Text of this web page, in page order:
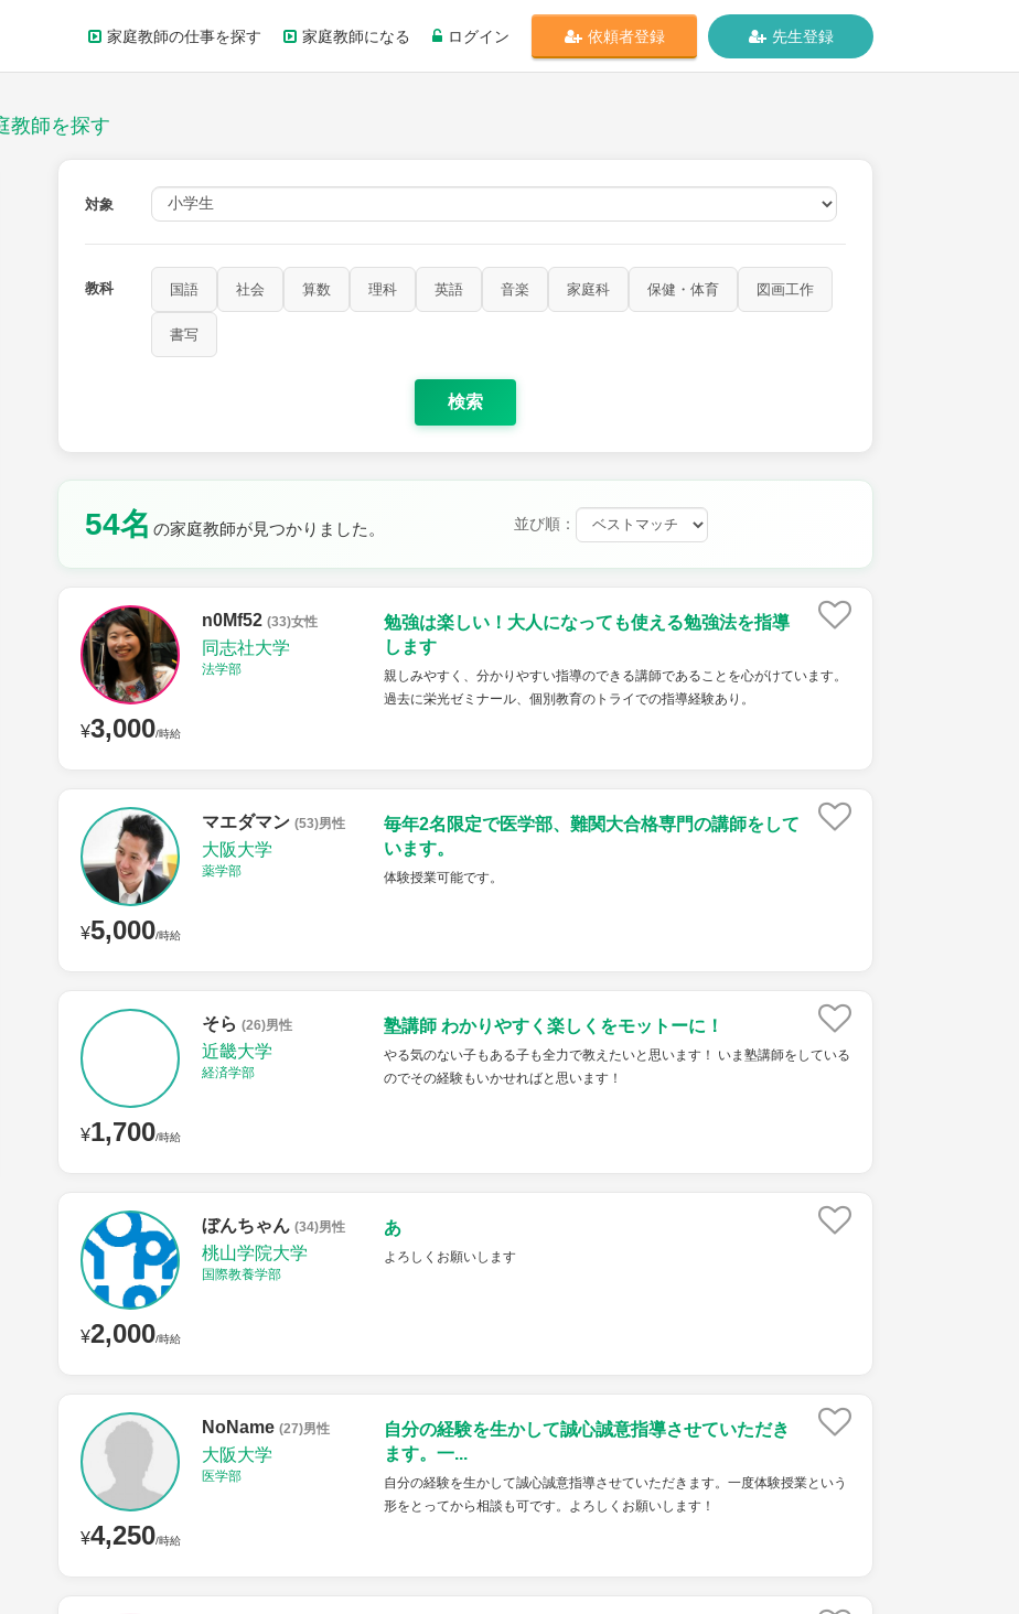
家庭教師の仕事を探す 家庭教師になる ログイン 依頼者登録 先生登録
教師を探す
対象
教科 国語 社会 算数 理科 英語 音楽 家庭科 保健・体育 図画工作
書写
検索
54名 の家庭教師が見つかりました。 並び順：
¥3,000/時給
n0Mf52 (33)女性
同志社大学
法学部
勉強は楽しい！大人になっても使える勉強法を指導
します
親しみやすく、分かりやすい指導のできる講師であることを心がけています。
過去に栄光ゼミナール、個別教育のトライでの指導経験あり。
¥5,000/時給
マエダマン (53)男性
大阪大学
薬学部
毎年2名限定で医学部、難関大合格専門の講師をして
います。
体験授業可能です。
¥1,700/時給
そら (26)男性
近畿大学
経済学部
塾講師 わかりやすく楽しくをモットーに！
やる気のない子もある子も全力で教えたいと思います！ いま塾講師をしている
のでその経験もいかせればと思います！
¥2,000/時給
ぼんちゃん (34)男性
桃山学院大学
国際教養学部
あ
よろしくお願いします
¥4,250/時給
NoName (27)男性
大阪大学
医学部
自分の経験を生かして誠心誠意指導させていただき
ます。一...
自分の経験を生かして誠心誠意指導させていただきます。一度体験授業という
形をとってから相談も可です。よろしくお願いします！
日曜日